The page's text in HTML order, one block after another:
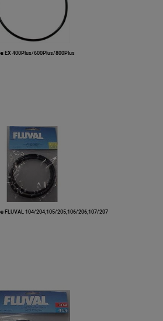
EX 400Plus/600Plus/800Plus
FLUVAL 104/204,105/205,106/206,107/207